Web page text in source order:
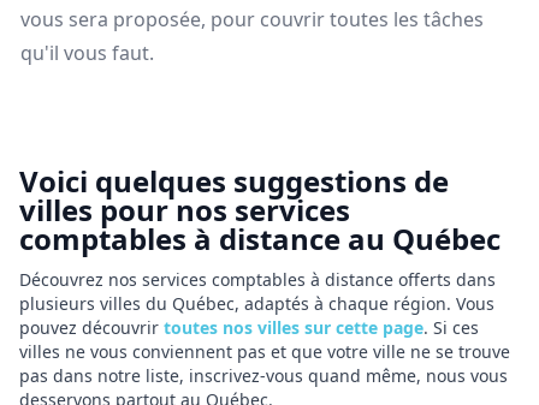
vous sera proposée, pour couvrir toutes les tâches
qu'il vous faut.
Voici quelques suggestions de
villes pour nos services
comptables à distance au Québec
Découvrez nos services comptables à distance offerts dans
plusieurs villes du Québec, adaptés à chaque région. Vous
pouvez découvrir toutes nos villes sur cette page. Si ces
villes ne vous conviennent pas et que votre ville ne se trouve
pas dans notre liste, inscrivez-vous quand même, nous vous
desservons partout au Québec.